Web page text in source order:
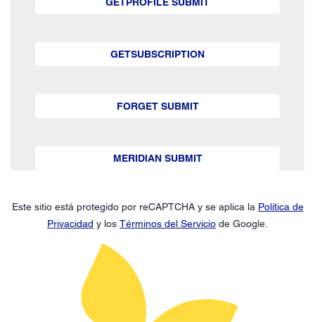
GETSUBSCRIPTION
FORGET SUBMIT
MERIDIAN SUBMIT
Este sitio está protegido por reCAPTCHA y se aplica la Política de
Privacidad y los Términos del Servicio de Google.